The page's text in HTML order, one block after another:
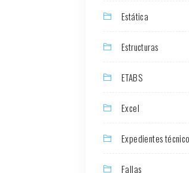
Estática
Estructuras
ETABS
Excel
Expedientes
Fallas